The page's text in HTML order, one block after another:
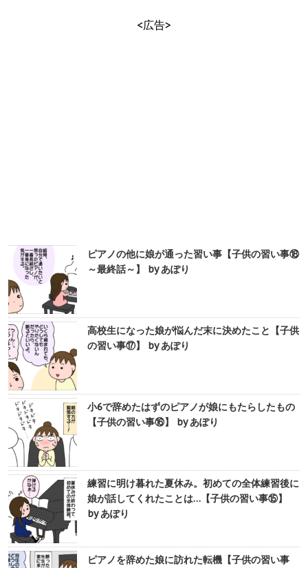
<広告>
ピアノの他に娘が通った習い事【子供の習い事⑱
～最終話～】 by あぽり
高校生になった娘が悩んだ末に決めたこと【子供
の習い事⑰】 by あぽり
小6で辞めたはずのピアノが娘にもたらしたもの
【子供の習い事⑯】 by あぽり
練習に明け暮れた夏休み。初めての全体練習後に
娘が話してくれたことは…【子供の習い事⑮】
by あぽり
ピアノを辞めた娘に訪れた転機【子供の習い事